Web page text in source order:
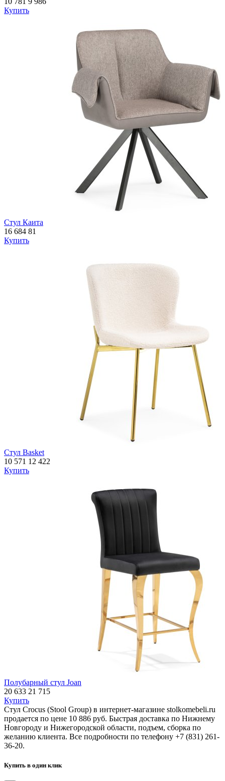
Купить
Стул Каита
16 684 81
Купить
Стул Basket
10 571 12 422
Купить
Полубарный стул Joan
20 633 21 715
Купить
Стул Crocus (Stool Group) в интернет-магазине stolkomebeli.ru
продается по цене 10 886 руб. Быстрая доставка по Нижнему
Новгороду и Нижегородской области, подъем, сборка по
желанию клиента. Все подробности по телефону +7 (831) 261-
36-20.
Купить в один клик